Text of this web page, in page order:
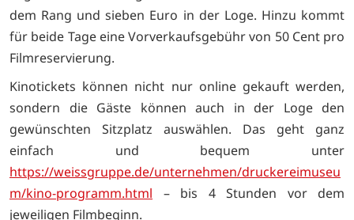
dem Rang und sieben Euro in der Loge. Hinzu kommt
für beide Tage eine Vorverkaufsgebühr von 50 Cent pro
Filmreservierung.
Kinotickets können nicht nur online gekauft werden,
sondern die Gäste können auch in der Loge den
gewünschten Sitzplatz auswählen. Das geht ganz
einfach und bequem unter
https://weissgruppe.de/unternehmen/druckereimuseu
m/kino-programm.html – bis 4 Stunden vor dem
jeweiligen Filmbeginn.